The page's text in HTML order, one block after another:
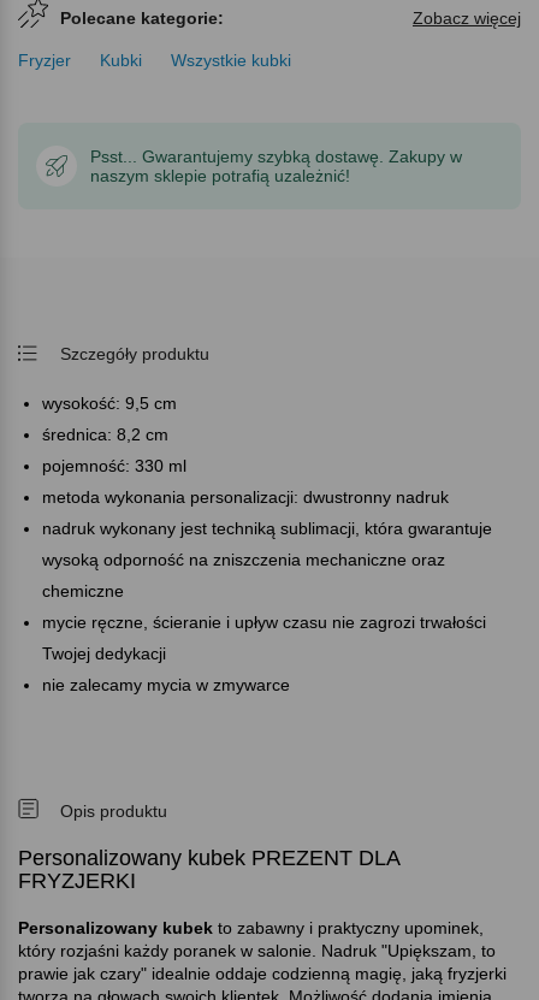
Polecane kategorie: Zobacz więcej
Fryzjer Kubki Wszystkie kubki
Psst... Gwarantujemy szybką dostawę. Zakupy w
naszym sklepie potrafią uzależnić!
Szczegóły produktu
wysokość: 9,5 cm
średnica: 8,2 cm
pojemność: 330 ml
metoda wykonania personalizacji: dwustronny nadruk
nadruk wykonany jest techniką sublimacji, która gwarantuje
wysoką odporność na zniszczenia mechaniczne oraz
chemiczne
mycie ręczne, ścieranie i upływ czasu nie zagrozi trwałości
Twojej dedykacji
nie zalecamy mycia w zmywarce
Opis produktu
Personalizowany kubek PREZENT DLA
FRYZJERKI
Personalizowany kubek to zabawny i praktyczny upominek,
który rozjaśni każdy poranek w salonie. Nadruk "Upiększam, to
prawie jak czary" idealnie oddaje codzienną magię, jaką fryzjerki